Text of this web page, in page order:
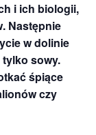
i ich biologii,
Następnie
w dolinie
tylko sowy.
śpiące
czy